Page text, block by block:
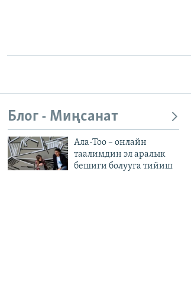
Блог - Миңсанат
Ала-Тоо – онлайн
таалимдин эл аралык
бешиги болууга тийиш